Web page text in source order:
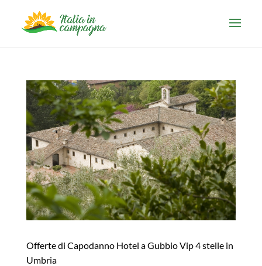
Offerte di Capodanno Hotel a Gubbio Vip 4 stelle in
Umbria